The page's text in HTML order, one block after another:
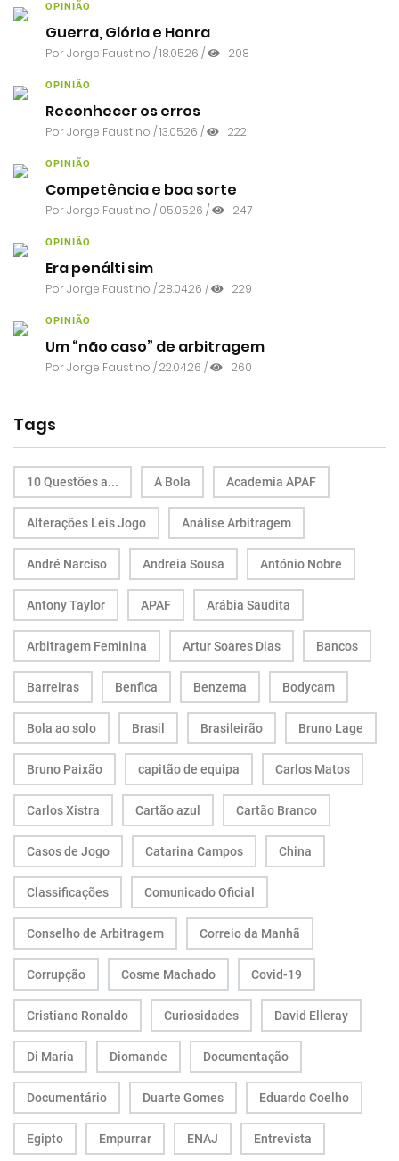
OPINIÃO
Guerra, Glória e Honra
PorJorge Faustino / 18.05.26 / 208
OPINIÃO
Reconhecer os erros
PorJorge Faustino / 13.05.26 / 222
OPINIÃO
Competência e boa sorte
PorJorge Faustino / 05.05.26 / 247
OPINIÃO
Era penálti sim
PorJorge Faustino / 28.04.26 / 229
OPINIÃO
Um “não caso” de arbitragem
PorJorge Faustino / 22.04.26 / 260
Tags
10 Questões a... A Bola Academia APAF
Alterações Leis Jogo Análise Arbitragem
André Narciso Andreia Sousa António Nobre
Antony Taylor APAF Arábia Saudita
Arbitragem Feminina Artur Soares Dias Bancos
Barreiras Benfica Benzema Bodycam
Bola ao solo Brasil Brasileirão Bruno Lage
Bruno Paixão capitão de equipa Carlos Matos
Carlos Xistra Cartão azul Cartão Branco
Casos de Jogo Catarina Campos China
Classificações Comunicado Oficial
Conselho de Arbitragem Correio da Manhã
Corrupção Cosme Machado Covid-19
Cristiano Ronaldo Curiosidades David Elleray
Di Maria Diomande Documentação
Documentário Duarte Gomes Eduardo Coelho
Egipto Empurrar ENAJ Entrevista